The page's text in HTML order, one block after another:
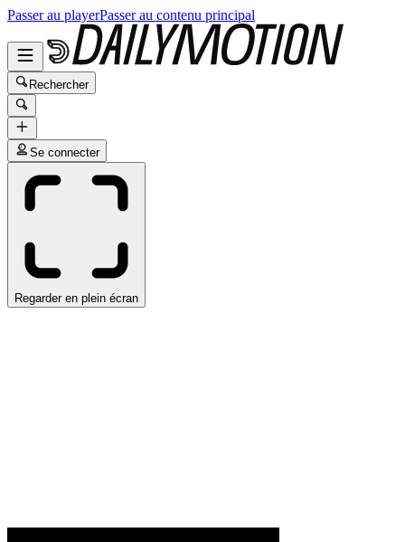
Passer au playerPasser au contenu principal
Rechercher
Se connecter
Regarder en plein écran